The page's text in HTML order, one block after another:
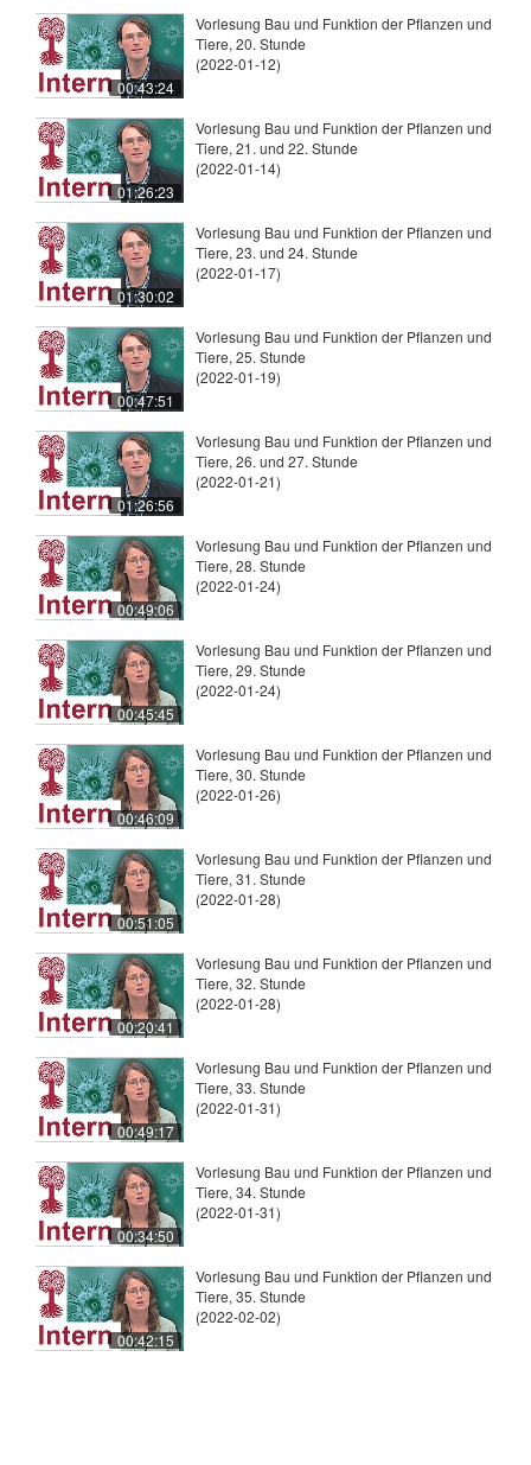
00:43:24
Vorlesung Bau und Funktion der Pflanzen und
Tiere, 20. Stunde
(2022-01-12)
01:26:23
Vorlesung Bau und Funktion der Pflanzen und
Tiere, 21. und 22. Stunde
(2022-01-14)
01:30:02
Vorlesung Bau und Funktion der Pflanzen und
Tiere, 23. und 24. Stunde
(2022-01-17)
00:47:51
Vorlesung Bau und Funktion der Pflanzen und
Tiere, 25. Stunde
(2022-01-19)
01:26:56
Vorlesung Bau und Funktion der Pflanzen und
Tiere, 26. und 27. Stunde
(2022-01-21)
00:49:06
Vorlesung Bau und Funktion der Pflanzen und
Tiere, 28. Stunde
(2022-01-24)
00:45:45
Vorlesung Bau und Funktion der Pflanzen und
Tiere, 29. Stunde
(2022-01-24)
00:46:09
Vorlesung Bau und Funktion der Pflanzen und
Tiere, 30. Stunde
(2022-01-26)
00:51:05
Vorlesung Bau und Funktion der Pflanzen und
Tiere, 31. Stunde
(2022-01-28)
00:20:41
Vorlesung Bau und Funktion der Pflanzen und
Tiere, 32. Stunde
(2022-01-28)
00:49:17
Vorlesung Bau und Funktion der Pflanzen und
Tiere, 33. Stunde
(2022-01-31)
00:34:50
Vorlesung Bau und Funktion der Pflanzen und
Tiere, 34. Stunde
(2022-01-31)
00:42:15
Vorlesung Bau und Funktion der Pflanzen und
Tiere, 35. Stunde
(2022-02-02)